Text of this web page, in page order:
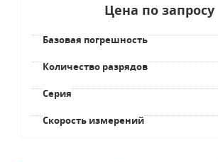
Цена по запросу
Базовая погрешность
Количество разрядов
Серия
Скорость измерений